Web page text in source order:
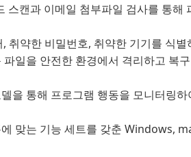
스캔과 이메일 첨부파일 검사를 통해
취약한 비밀번호, 취약한 기기를 식
파일을 안전한 환경에서 격리하고 복
을 통해 프로그램 행동을 모니터링
맞는 기능 세트를 갖춘 Windows,